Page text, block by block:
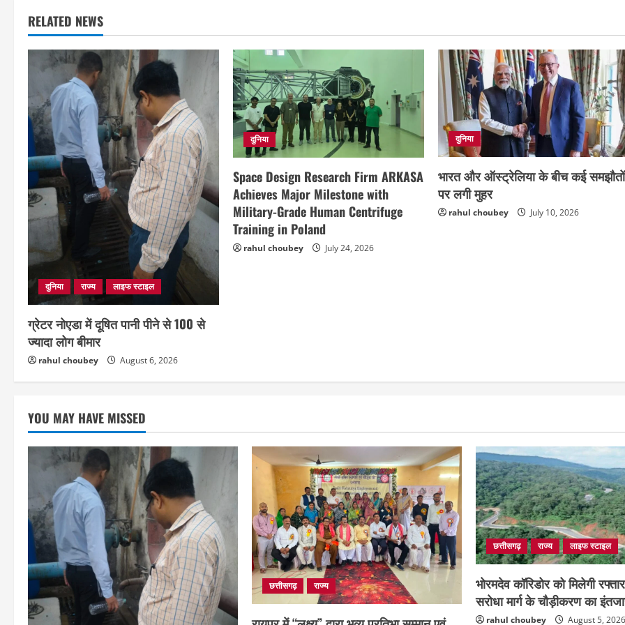
RELATED NEWS
दुनिया राज्य लाइफ स्टाइल
ग्रेटर नोएडा में दूषित पानी पीने से 100 से
ज्यादा लोग बीमार
rahul choubey August 6, 2026
दुनिया
Space Design Research Firm ARKASA
Achieves Major Milestone with
Military-Grade Human Centrifuge
Training in Poland
rahul choubey July 24, 2026
दुनिया
भारत और ऑस्ट्रेलिया के बीच कई समझौतों
पर लगी मुहर
rahul choubey July 10, 2026
YOU MAY HAVE MISSED
छत्तीसगढ़ राज्य
छत्तीसगढ़ राज्य लाइफ स्टाइल
भोरमदेव कॉरिडोर को मिलेगी
सरोधा मार्ग के चौड़ीकरण का
rahul choubey August 5, 2026